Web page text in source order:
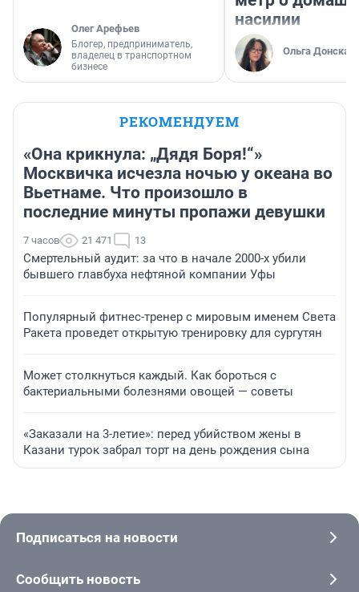
Олег Арефьев
Блогер, предприниматель,
владелец в транспортном
бизнесе
насилии
Ольга Донская
РЕКОМЕНДУЕМ
«Она крикнула: „Дядя Боря!“»
Москвичка исчезла ночью у океана во
Вьетнаме. Что произошло в
последние минуты пропажи девушки
7 часов 21 471 13
Смертельный аудит: за что в начале 2000-х убили
бывшего главбуха нефтяной компании Уфы
Популярный фитнес-тренер с мировым именем Света
Ракета проведет открытую тренировку для сургутян
Может столкнуться каждый. Как бороться с
бактериальными болезнями овощей — советы
«Заказали на 3-летие»: перед убийством жены в
Казани турок забрал торт на день рождения сына
Подписаться на новости
Сообщить новость